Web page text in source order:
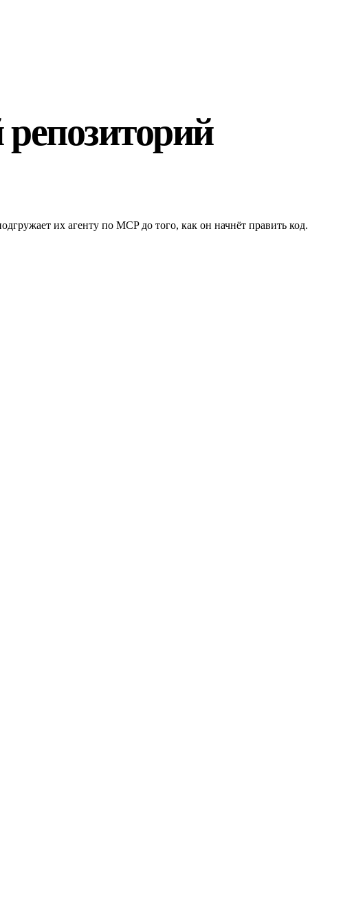
репозиторий
их агенту по MCP до того, как он начнёт править код.